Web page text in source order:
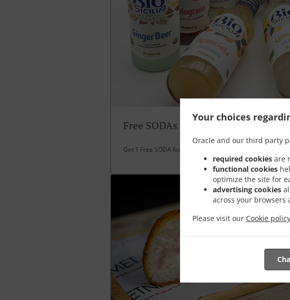
Your choices
Oracle and our third party
required cookies are
functional cookies
optimize the site for
advertising cookies
across your browsers
Please visit our Cookie policy
Free SODAs
Get 1 Free SODA for over 30 EUR spent